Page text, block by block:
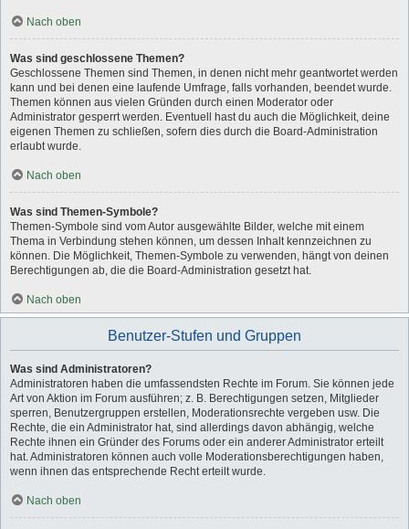
Nach oben
Was sind geschlossene Themen?
Geschlossene Themen sind Themen, in denen nicht mehr geantwortet werden
kann und bei denen eine laufende Umfrage, falls vorhanden, beendet wurde.
Themen können aus vielen Gründen durch einen Moderator oder
Administrator gesperrt werden. Eventuell hast du auch die Möglichkeit, deine
eigenen Themen zu schließen, sofern dies durch die Board-Administration
erlaubt wurde.
Nach oben
Was sind Themen-Symbole?
Themen-Symbole sind vom Autor ausgewählte Bilder, welche mit einem
Thema in Verbindung stehen können, um dessen Inhalt kennzeichnen zu
können. Die Möglichkeit, Themen-Symbole zu verwenden, hängt von deinen
Berechtigungen ab, die die Board-Administration gesetzt hat.
Nach oben
Benutzer-Stufen und Gruppen
Was sind Administratoren?
Administratoren haben die umfassendsten Rechte im Forum. Sie können jede
Art von Aktion im Forum ausführen; z. B. Berechtigungen setzen, Mitglieder
sperren, Benutzergruppen erstellen, Moderationsrechte vergeben usw. Die
Rechte, die ein Administrator hat, sind allerdings davon abhängig, welche
Rechte ihnen ein Gründer des Forums oder ein anderer Administrator erteilt
hat. Administratoren können auch volle Moderationsberechtigungen haben,
wenn ihnen das entsprechende Recht erteilt wurde.
Nach oben